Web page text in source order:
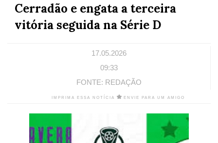
Cerradão e engata a terceira
vitória seguida na Série D
17.05.2026
09:33
FONTE: REDAÇÃO
IMPRIMA ESSA NOTÍCIA ENVIE PARA UM AMIGO